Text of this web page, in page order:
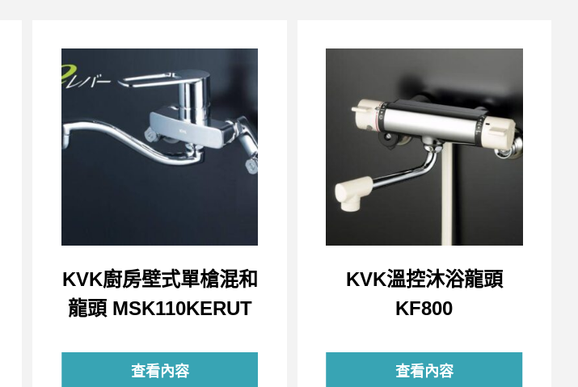
KVK廚房壁式單槍混和
龍頭 MSK110KERUT
查看內容
KVK溫控沐浴龍頭
KF800
查看內容